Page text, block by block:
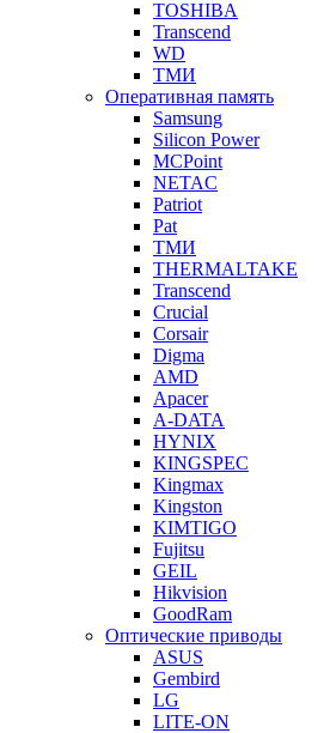
TOSHIBA
Transcend
WD
ТМИ
Оперативная память
Samsung
Silicon Power
MCPoint
NETAC
Patriot
Pat
ТМИ
THERMALTAKE
Transcend
Crucial
Corsair
Digma
AMD
Apacer
A-DATA
HYNIX
KINGSPEC
Kingmax
Kingston
KIMTIGO
Fujitsu
GEIL
Hikvision
GoodRam
Оптические приводы
ASUS
Gembird
LG
LITE-ON